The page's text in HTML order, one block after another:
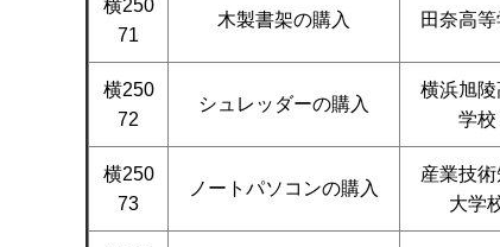
横250
71
木製書架の購入 田奈高
横250
72
シュレッダーの購入
横浜旭
学校
横250
73
ノートパソコンの購入
産業技術
大学